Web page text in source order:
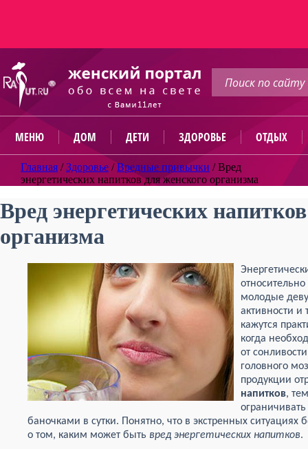
МЕНЮ ДОМ ДЕТИ ЗДОРОВЬЕ ОТДЫХ
Главная /Здоровье /Вредные привычки /Вред
энергетических напитков для женского организма
Вред энергетических
организма
молодые
активности и
кажутся
когда
от
головного
продукции
напитков,
баночками в сутки. Понятно, что в экстренных
о том, каким может быть вред энергетических напитков.